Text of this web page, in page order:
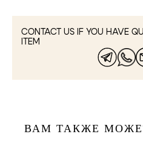
CONTACT US IF YOU HAVE
ITEM
ВАМ ТАКЖЕ